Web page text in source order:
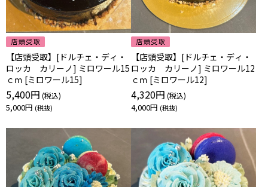
【店頭受取】[ドルチェ・ディ・
ロッカ カリーノ] ミロワール15
ｃｍ [ミロワール15]
5,400円
5,000円
【店頭受取】[ドルチェ・ディ・
ロッカ カリーノ] ミロワール12
ｃｍ [ミロワール12]
4,320円
4,000円